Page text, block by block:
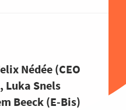
Nédée (CEO
Luka Snels
Beeck (E-Bis)